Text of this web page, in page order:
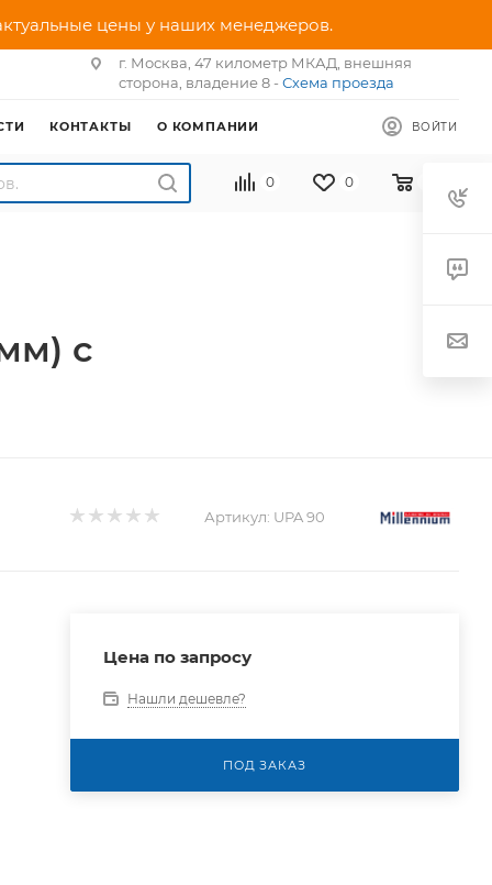
цены у наших менеджеров.
г. Москва, 47 километр МКАД, внешняя
сторона, владение 8 - Схема проезда
ВОЙТИ
КОНТАКТЫ О КОМПАНИИ
0 0
с
Артикул: UPA 90
Цена по запросу
Нашли дешевле?
ПОД ЗАКАЗ